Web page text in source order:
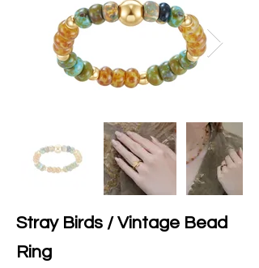
Stray Birds / Vintage Bead
Ring